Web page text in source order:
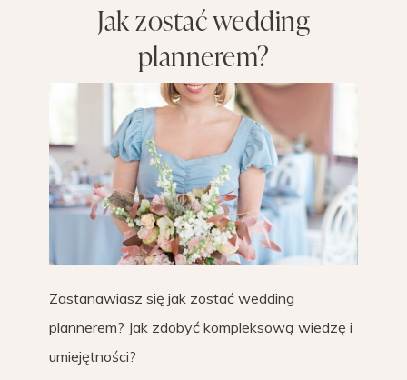
Jak zostać wedding
plannerem?
Zastanawiasz się jak zostać wedding
plannerem? Jak zdobyć kompleksową wiedzę i
umiejętności?